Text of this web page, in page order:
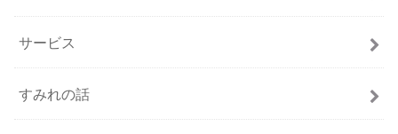
サービス
すみれの話